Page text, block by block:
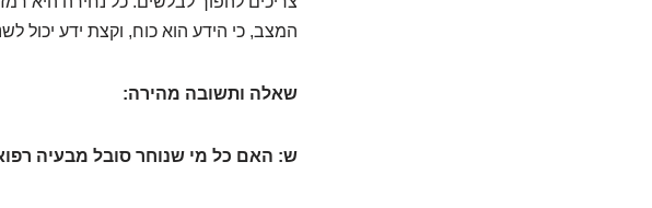
המצב, כי הידע הוא כוח, וקצת ידע יכול
שאלה ותשובה מהירה:
ש: האם כל מי שנוחר סובל מבעיה